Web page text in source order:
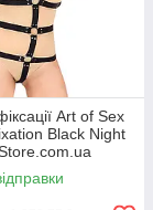
Art of Sex
Black Night